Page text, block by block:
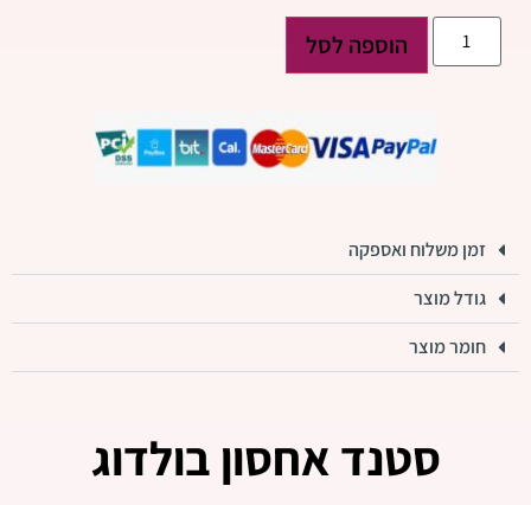
הוספה לסל
זמן משלוח ואספקה
גודל מוצר
חומר מוצר
סטנד אחסון בולדוג